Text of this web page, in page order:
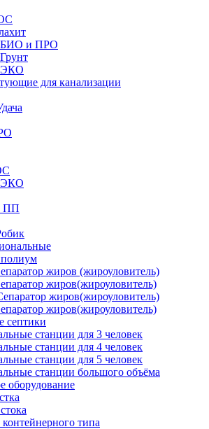
БИО и ПРО
ЭКО
для канализации
ПП
жиров (жироуловитель)
жиров(жироуловитель)
жиров(жироуловитель)
жиров(жироуловитель)
септики
станции для 3 человек
станции для 4 человек
станции для 5 человек
станции большого объёма
оборудование
типа